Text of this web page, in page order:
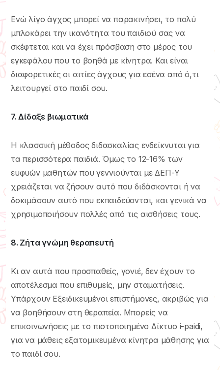
Ενώ λίγο άγχος μπορεί να παρακινήσει, το πολύ
μπλοκάρει την ικανότητα του παιδιού σας να
σκέφτεται και να έχει πρόσβαση στο μέρος του
εγκεφάλου που το βοηθά με κίνητρα. Και είναι
διαφορετικές οι αιτίες άγχους για εσένα από ό,τι
λειτουργεί στο παιδί σου.
7. Δίδαξε βιωματικά
Η κλασσική μέθοδος διδασκαλίας ενδείκνυται για
τα περισσότερα παιδιά. Όμως το 12-16% των
ευφυών μαθητών που γεννιούνται με ΔΕΠ-Υ
χρειάζεται να ζήσουν αυτό που διδάσκονται ή να
δοκιμάσουν αυτό που εκπαιδεύονται, και γενικά να
χρησιμοποιήσουν πολλές από τις αισθήσεις τους.
8. Ζήτα γνώμη θεραπευτή
Κι αν αυτά που προσπαθείς, γονιέ, δεν έχουν το
αποτέλεσμα που επιθυμείς, μην σταματήσεις.
Υπάρχουν Εξειδικευμένοι επιστήμονες, ακριβώς για
να βοηθήσουν στη θεραπεία. Μπορείς να
επικοινωνήσεις με το πιστοποιημένο Δίκτυο i-paidi,
για να μάθεις εξατομικευμένα κίνητρα μάθησης για
το παιδί σου.